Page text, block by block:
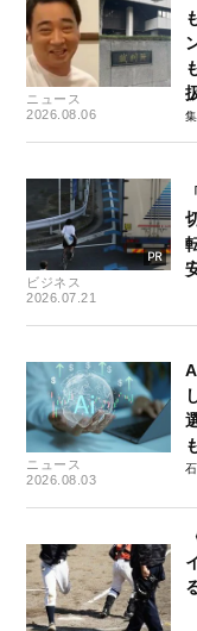
ニュース
2026.08.06
ビジネス
2026.07.21
ニュース
2026.08.03